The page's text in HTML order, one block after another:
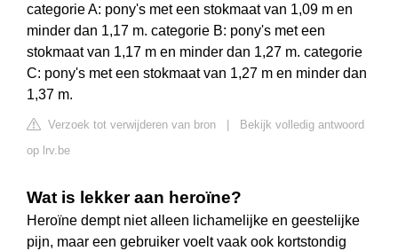
categorie A: pony's met een stokmaat van 1,09 m en
minder dan 1,17 m. categorie B: pony's met een
stokmaat van 1,17 m en minder dan 1,27 m. categorie
C: pony's met een stokmaat van 1,27 m en minder dan
1,37 m.
Verzoek tot verwijderen van bron
Bekijk volledig antwoord
op lrv.be
Wat is lekker aan heroïne?
Heroïne dempt niet alleen lichamelijke en geestelijke
pijn, maar een gebruiker voelt vaak ook kortstondig